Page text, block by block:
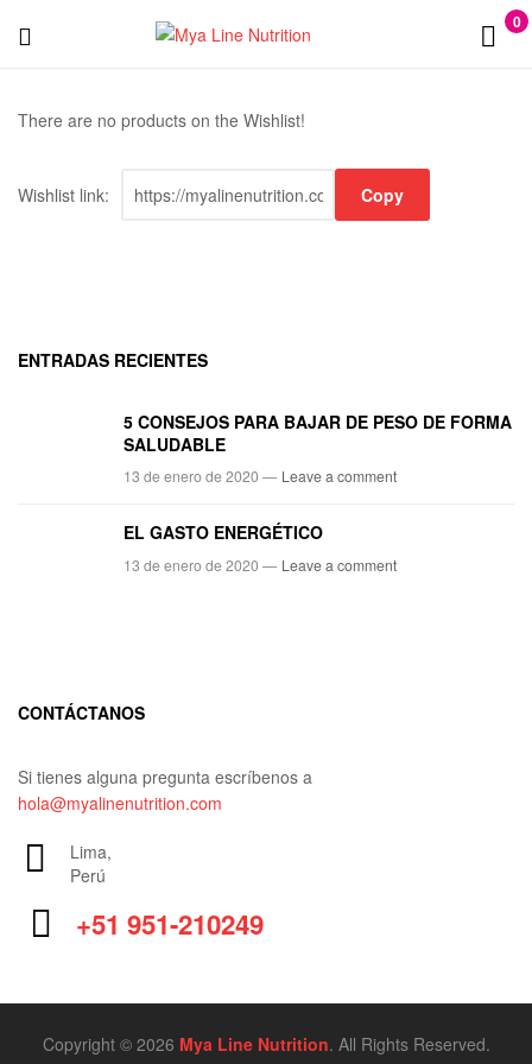
Line
Nutrition
0
Menu
There are no products on the Wishlist!
Wishlist link: Copy
ENTRADAS RECIENTES
5 CONSEJOS PARA BAJAR DE PESO DE FORMA
SALUDABLE
13 de enero de 2020 — Leave a comment
EL GASTO ENERGÉTICO
13 de enero de 2020 — Leave a comment
CONTÁCTANOS
Si tienes alguna pregunta escríbenos a
hola@myalinenutrition.com
Lima,
Perú
+51 951-210249
Copyright © 2026 Mya Line Nutrition. All Rights Reserved.